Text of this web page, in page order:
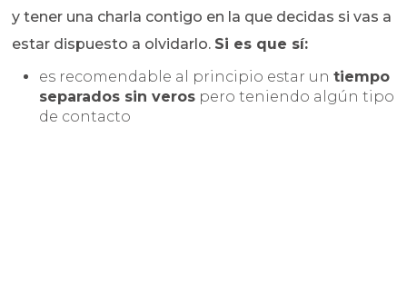
y tener una charla contigo en la que decidas si vas a
estar dispuesto a olvidarlo. Si es que sí:
es recomendable al principio estar untiempo
separados sin veros pero teniendo algún tipo
de contacto